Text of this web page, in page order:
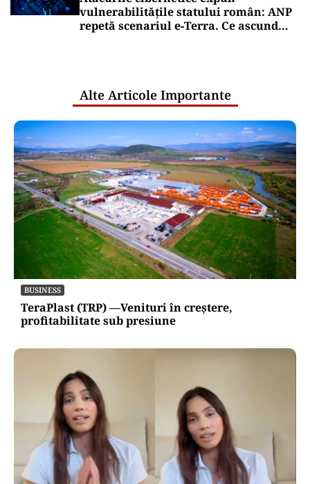
vulnerabilitățile statului român: ANP
repetă scenariul e‑Terra. Ce ascund
Alte Articole Importante
BUSINESS
TeraPlast (TRP) —Venituri în creștere,
profitabilitate sub presiune